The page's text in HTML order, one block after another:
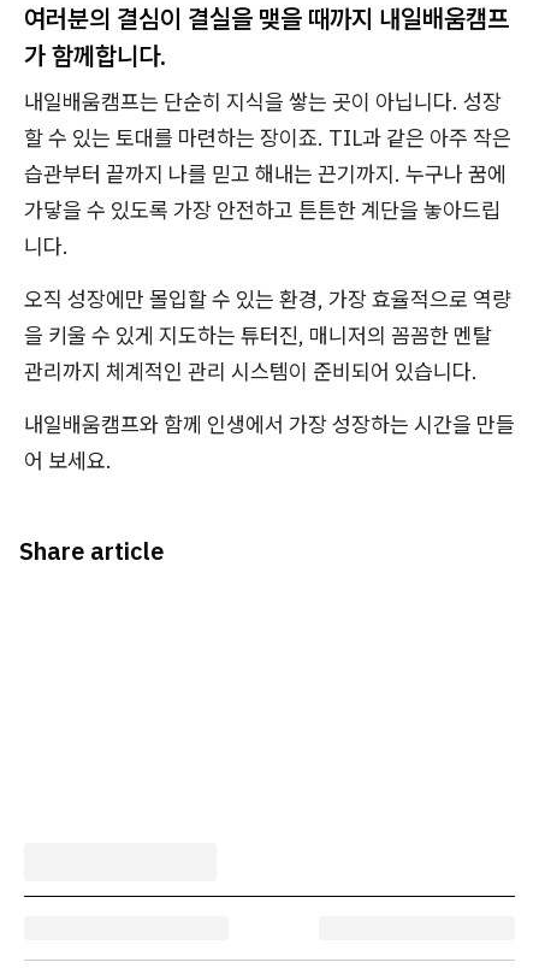
여러분의 결심이 결실을 맺을 때까지 내일배움캠프
가 함께합니다.
내일배움캠프는 단순히 지식을 쌓는 곳이 아닙니다. 성장
할 수 있는 토대를 마련하는 장이죠. TIL과 같은 아주 작은
습관부터 끝까지 나를 믿고 해내는 끈기까지. 누구나 꿈에
가닿을 수 있도록 가장 안전하고 튼튼한 계단을 놓아드립
니다.
오직 성장에만 몰입할 수 있는 환경, 가장 효율적으로 역량
을 키울 수 있게 지도하는 튜터진, 매니저의 꼼꼼한 멘탈
관리까지 체계적인 관리 시스템이 준비되어 있습니다.
내일배움캠프와 함께 인생에서 가장 성장하는 시간을 만들
어 보세요.
Share article